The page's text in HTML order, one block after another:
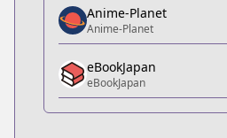
https://
Anime-Planet
Anime-Planet
https://www.anime-
eBookJapan
eBookJapan
Anime-Planet
Anime-Planet
eBookJapan
eBookJapan